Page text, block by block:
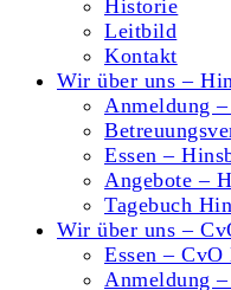
Historie
Leitbild
Kontakt
Wir über uns –
Anmeldung
Essen –
Angebote –
Tagebuch
Wir über uns –
Essen – CvO
Anmeldung